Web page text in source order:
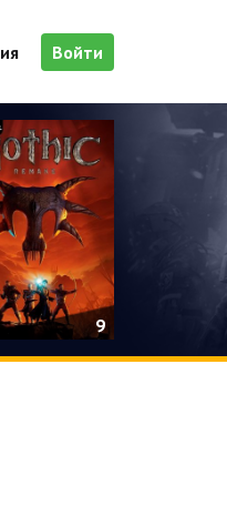
Войти
9